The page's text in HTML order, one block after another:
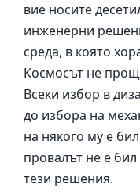
вие носите
инженерни
среда, в която
Космосът не
Всеки избор в
до избора на
на някого му е
провалът не е
тези решения.